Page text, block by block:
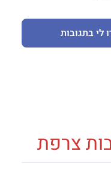
לי בתגובות
צרפת